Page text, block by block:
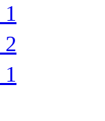
1
2
1